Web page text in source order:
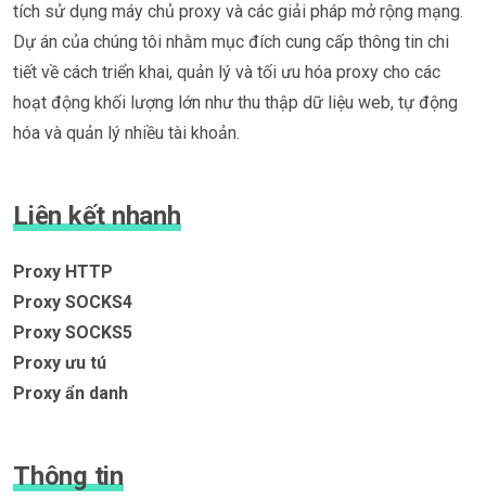
tích sử dụng máy chủ proxy và các giải pháp mở rộng mạng.
Dự án của chúng tôi nhằm mục đích cung cấp thông tin chi
tiết về cách triển khai, quản lý và tối ưu hóa proxy cho các
hoạt động khối lượng lớn như thu thập dữ liệu web, tự động
hóa và quản lý nhiều tài khoản.
Liên kết nhanh
Proxy HTTP
Proxy SOCKS4
Proxy SOCKS5
Proxy ưu tú
Proxy ẩn danh
Thông tin